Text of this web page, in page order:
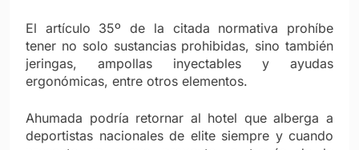
El artículo 35º de la citada normativa prohíbe
tener no solo sustancias prohibidas, sino también
jeringas, ampollas inyectables y ayudas
ergonómicas, entre otros elementos.
Ahumada podría retornar al hotel que alberga a
deportistas nacionales de elite siempre y cuando